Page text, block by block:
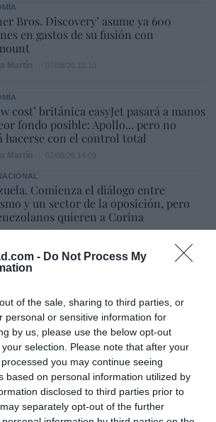
- Do Not Process My
of the sale, sharing to third parties, or
personal or sensitive information for
by us, please use the below opt-out
selection. Please note that after your
you may continue seeing
based on personal information utilized by
disclosed to third parties prior to
separately opt-out of the further
Bros. Discovery’ asume ya 600
en gastos de su fusión con
cost’ británica easyJet pasará a manos
fondo posible: Apollo... pero no
hacerse con el control total
Comienza el diálogo entre
y un sector de la oposición, pero
quieren a Corina
hasta junio
Martín
cristianófobo en la muy ‘woke’ ciudad
York: destrozan una imagen de la
María
07/08/26 11:46